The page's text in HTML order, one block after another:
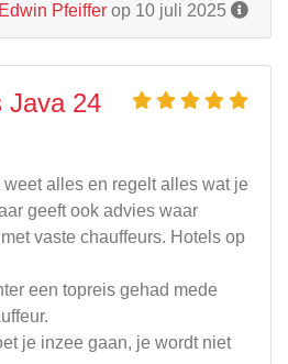
Edwin Pfeiffer op 10 juli 2025
Java 24
alles en regelt alles wat je
geeft ook advies waar
vaste chauffeurs. Hotels op
een topreis gehad mede
je inzee gaan, je wordt niet